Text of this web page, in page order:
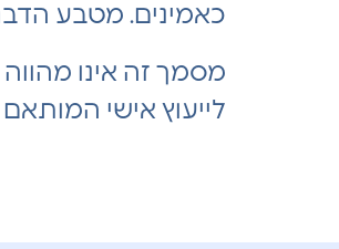
כאמינים. מטבע
מסמך זה אינו
לייעוץ אישי